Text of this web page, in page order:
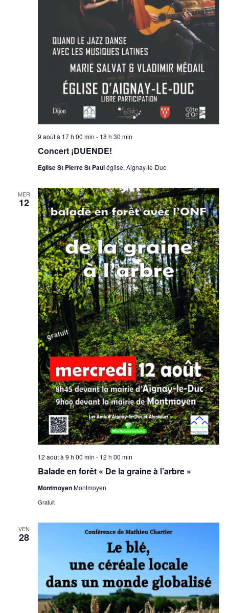
Concert ¡DUENDE!
9 août à 17 h 00 min - 18 h 30 min
Eglise St Pierre St Pauléglise, Aignay-le-Duc
MER
12
Balade en forêt « De la graine à l’arbre »
12 août à 9 h 00 min - 12 h 00 min
MontmoyenMontmoyen
Gratuit
VEN
28